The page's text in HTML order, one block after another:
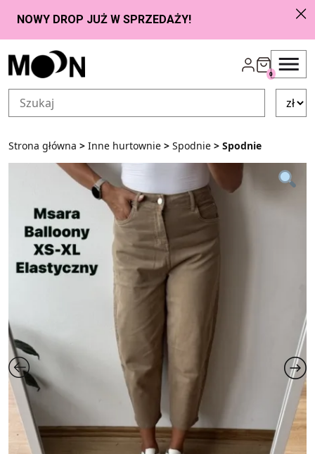
Przejdź do zawartości
0
Strona główna > Inne hurtownie > Spodnie > Spodnie